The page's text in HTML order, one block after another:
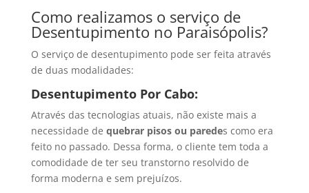
Como realizamos o serviço de
Desentupimento no Paraisópolis?
O serviço de desentupimento pode ser feita através
de duas modalidades:
Desentupimento Por Cabo:
Através das tecnologias atuais, não existe mais a
necessidade de quebrar pisos ou paredes como era
feito no passado. Dessa forma, o cliente tem toda a
comodidade de ter seu transtorno resolvido de
forma moderna e sem prejuízos.